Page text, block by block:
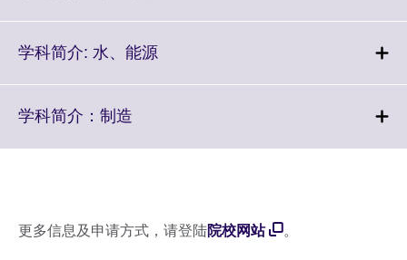
学科简介: 水、能源Click
学科简介：制造
available.
更多信息及申请方式，请登陆院校网站 。